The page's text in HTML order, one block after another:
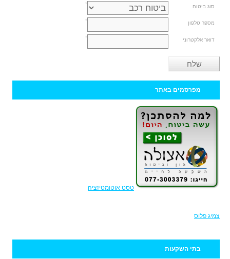
סוג ביטוח *
מספר טלפון *
דואר אלקטרוני *
מפרסמים באתר
טסט אוטומטיזציה
צמיג פלוס
בתי השקעות